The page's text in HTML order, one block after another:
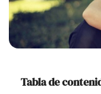
Ayuda
Cursos
Recursos
Tabla de